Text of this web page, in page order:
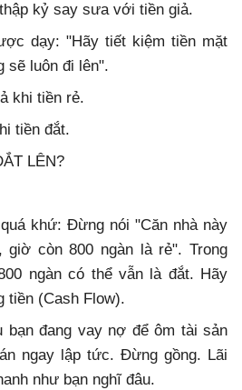
kỷ say sưa với tiền giả.
dạy: "Hãy tiết kiệm tiền mặt
sẽ luôn đi lên".
khi tiền rẻ.
tiền đắt.
LÊN?
khứ: Đừng nói "Căn nhà này
giờ còn 800 ngàn là rẻ". Trong
ngàn có thể vẫn là đắt. Hãy
tiền (Cash Flow).
đang vay nợ để ôm tài sản
ngay lập tức. Đừng gồng. Lãi
như bạn nghĩ đâu.